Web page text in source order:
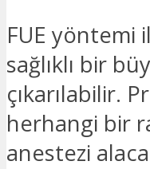
FUE yöntemi
sağlıklı bir
çıkarılabilir.
herhangi bir
anestezi